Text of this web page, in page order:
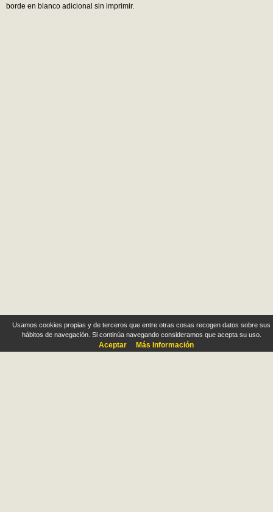
Usamos cookies propias y de terceros que entre otras cosas recogen datos sobre sus
hábitos de navegación. Si continúa navegando consideramos que acepta su uso.
Aceptar Más Información
borde en blanco adicional sin imprimir.